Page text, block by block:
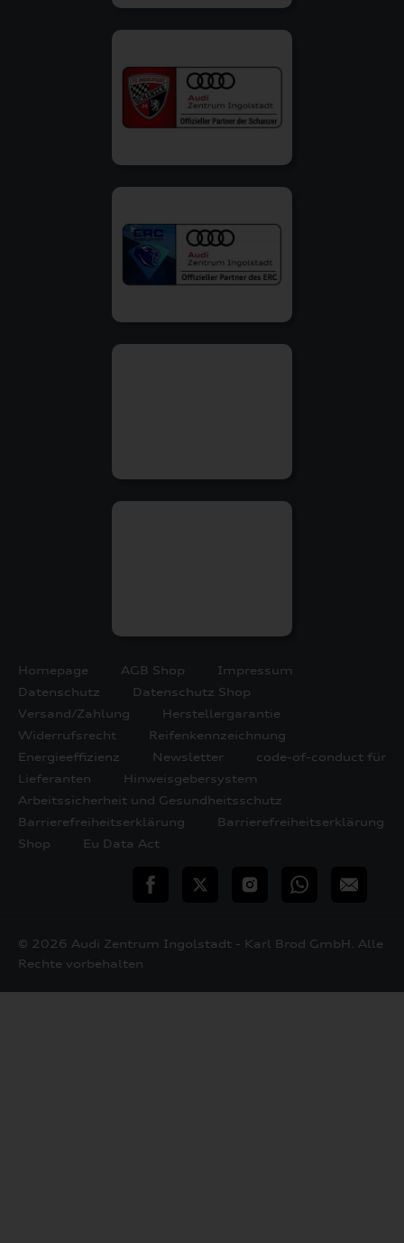
Homepage AGB Shop
Impressum
Datenschutz
Datenschutz Shop
Versand/Zahlung
Herstellergarantie
Widerrufsrecht
Reifenkennzeichnung
Energieeffizienz
Newsletter
code-of-conduct für
Lieferanten
Hinweisgebersystem
Arbeitssicherheit und Gesundheitsschutz
Barrierefreiheitserklärung
Barrierefreiheitserklärung
Shop
Eu Data Act
teilen Twitter InstagramWhatsApp
E-
© 2026 Audi Zentrum Ingolstadt - Karl Brod GmbH. Alle
Rechte vorbehalten